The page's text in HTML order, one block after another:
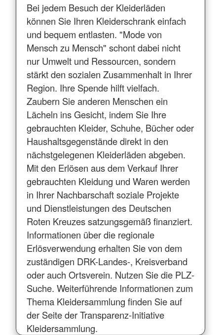
Bei jedem Besuch der Kleiderläden
können Sie Ihren Kleiderschrank einfach
und bequem entlasten. "Mode von
Mensch zu Mensch" schont dabei nicht
nur Umwelt und Ressourcen, sondern
stärkt den sozialen Zusammenhalt in Ihrer
Region. Ihre Spende hilft vielfach.
Zaubern Sie anderen Menschen ein
Lächeln ins Gesicht, indem Sie Ihre
gebrauchten Kleider, Schuhe, Bücher oder
Haushaltsgegenstände direkt in den
nächstgelegenen Kleiderläden abgeben.
Mit den Erlösen aus dem Verkauf Ihrer
gebrauchten Kleidung und Waren werden
in Ihrer Nachbarschaft soziale Projekte
und Dienstleistungen des Deutschen
Roten Kreuzes satzungsgemäß finanziert.
Informationen über die regionale
Erlösverwendung erhalten Sie von dem
zuständigen DRK-Landes-, Kreisverband
oder auch Ortsverein. Nutzen Sie die PLZ-
Suche. Weiterführende Informationen zum
Thema Kleidersammlung finden Sie auf
der Seite der Transparenz-Initiative
Kleidersammlung.